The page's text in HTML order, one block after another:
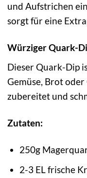
und Aufstrichen
sorgt für eine
Würziger Quark-
Dieser Quark-Dip
Gemüse, Brot
zubereitet und
Zutaten:
250g
2-3 EL frische